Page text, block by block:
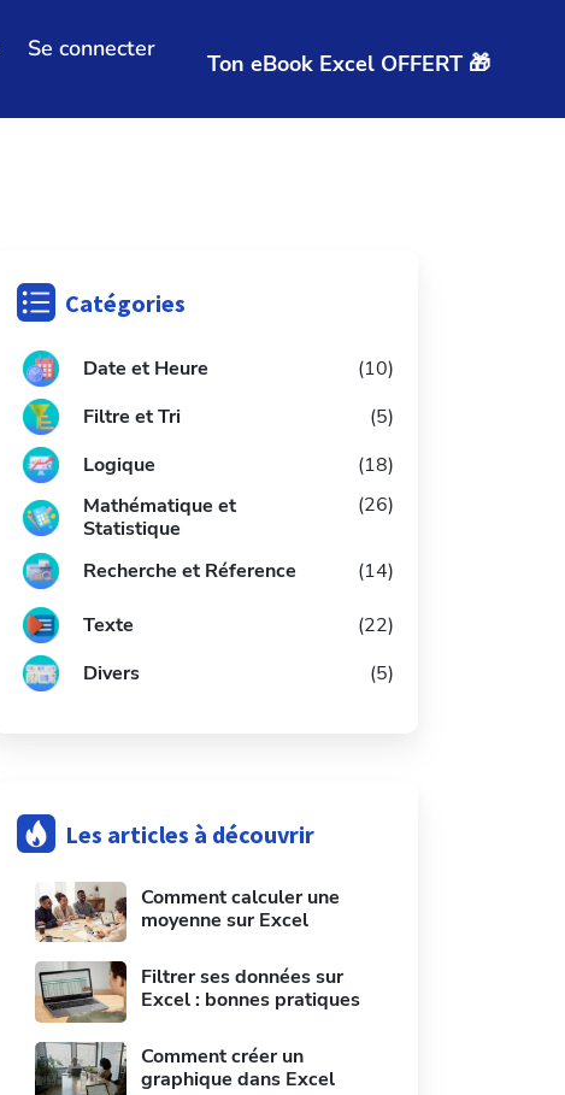
Se connecter
Ton eBook Excel OFFERT 🎁
Catégories
Date et Heure
(10)
Filtre et Tri
(5)
Logique
(18)
Mathématique et
Statistique
(26)
Recherche et Réference (14)
Texte
(22)
Divers
(5)
Les articles à découvrir
Comment calculer une
moyenne sur Excel
Filtrer ses données sur
Excel : bonnes pratiques
Comment créer un
graphique dans Excel